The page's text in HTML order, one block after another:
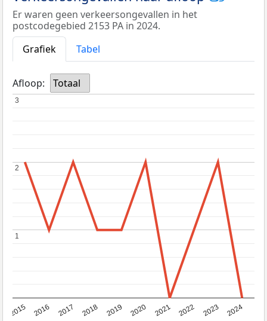
Er waren geen verkeersongevallen in het
postcodegebied 2153 PA in 2024.
Grafiek
Tabel
Afloop: Totaal
2015 2016 2017 2018 2019 2020 2021 2022 2023 2024
1
1
2
2
3
3